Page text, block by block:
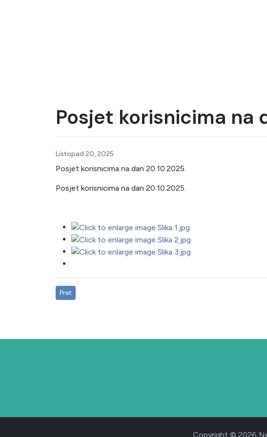
Posjet korisnicima na
Listopad 20, 2025
Posjet korisnicima na dan 20.10.2025.
Posjet korisnicima na dan 20.10.2025.
Prethodni članak: Posjet korisnicima na dan 23.10.2025.
Pret
Copyright © 2026